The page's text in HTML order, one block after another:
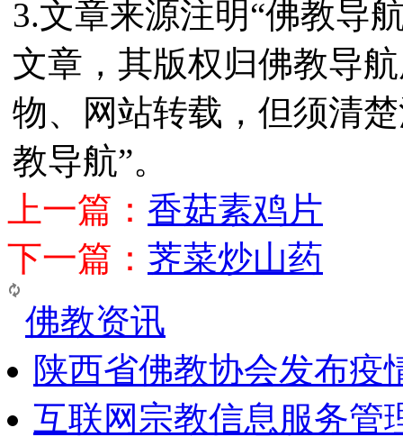
3.文章来源注明“佛教导
文章，其版权归佛教导
物、网站转载，但须清
教导航”。
上一篇： 香菇素鸡片
下一篇： 荠菜炒山药
佛教资讯
陕西省佛教协会发布疫
互联网宗教信息服务管